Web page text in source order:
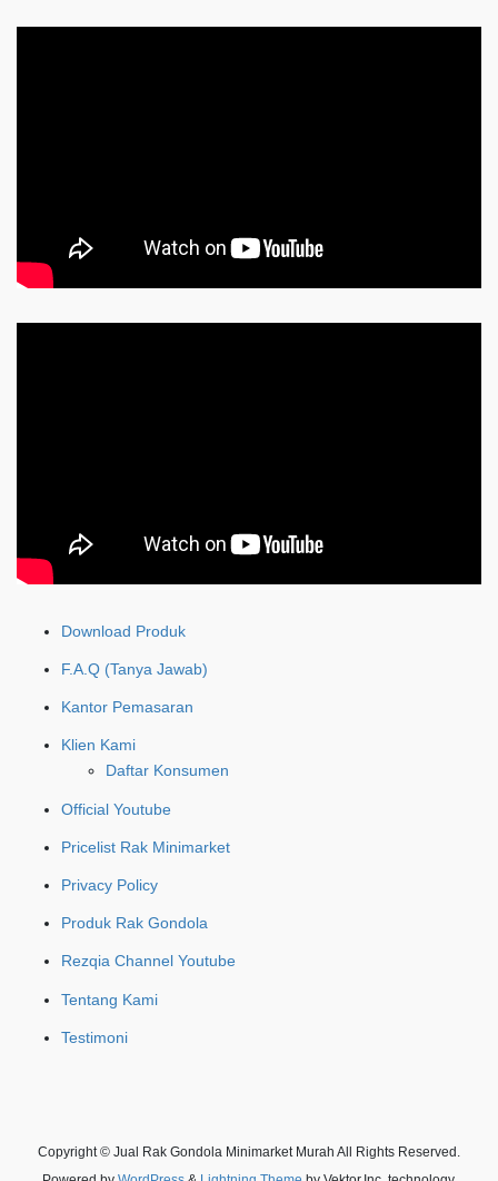
Download Produk
F.A.Q (Tanya Jawab)
Kantor Pemasaran
Klien Kami
Daftar Konsumen
Official Youtube
Pricelist Rak Minimarket
Privacy Policy
Produk Rak Gondola
Rezqia Channel Youtube
Tentang Kami
Testimoni
Copyright © Jual Rak Gondola Minimarket Murah All Rights Reserved.